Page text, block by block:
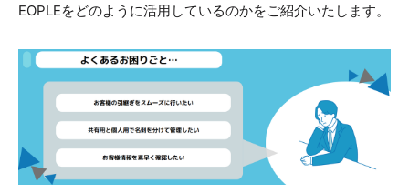
EOPLEをどのように活用しているのかをご紹介いたします。